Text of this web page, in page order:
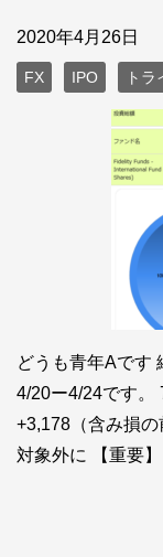
2020年4月26日
FX IPO ト
どうも青年Aです
4/20ー4/24です。
+3,178（含み損
対象外に 【重要